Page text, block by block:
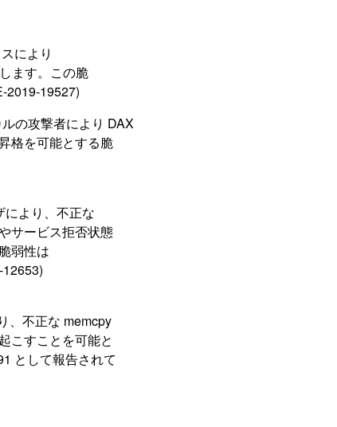
により
ます。この脆
2019-19527)
の攻撃者により DAX
格を可能とする脆
より、不正な
サービス拒否状態
弱性は
、不正な memcpy
こすことを可能と
として報告されて